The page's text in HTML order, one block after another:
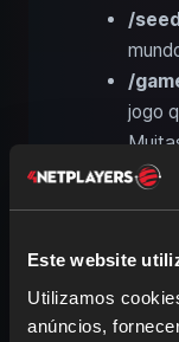
Este website
Utilizamos
anúncios,
/
/
jogo
true